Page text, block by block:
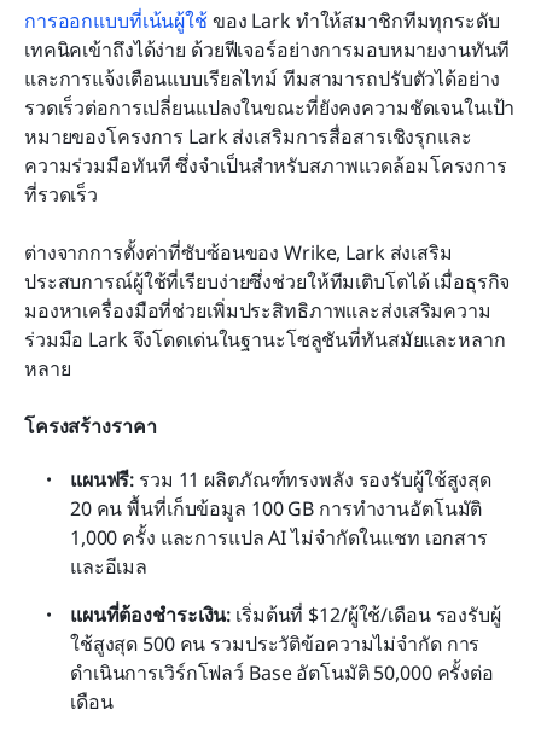
การออกแบบที่เน้นผู้ใช้ ของ Lark ทำให้สมาชิกทีมทุกระดับ
เทคนิคเข้าถึงได้ง่าย ด้วยฟีเจอร์อย่างการมอบหมายงานทันที
และการแจ้งเตือนแบบเรียลไทม์ ทีมสามารถปรับตัวได้อย่าง
รวดเร็วต่อการเปลี่ยนแปลงในขณะที่ยังคงความชัดเจนในเป้า
หมายของโครงการ Lark ส่งเสริมการสื่อสารเชิงรุกและ
ความร่วมมือทันที ซึ่งจำเป็นสำหรับสภาพแวดล้อมโครงการ
ที่รวดเร็ว
ต่างจากการตั้งค่าที่ซับซ้อนของ Wrike, Lark ส่งเสริม
ประสบการณ์ผู้ใช้ที่เรียบง่ายซึ่งช่วยให้ทีมเติบโตได้ เมื่อธุรกิจ
มองหาเครื่องมือที่ช่วยเพิ่มประสิทธิภาพและส่งเสริมความ
ร่วมมือ Lark จึงโดดเด่นในฐานะโซลูชันที่ทันสมัยและหลาก
หลาย
โครงสร้างราคา
แผนฟรี: รวม 11 ผลิตภัณฑ์ทรงพลัง รองรับผู้ใช้สูงสุด
20 คน พื้นที่เก็บข้อมูล 100 GB การทำงานอัตโนมัติ
1,000 ครั้ง และการแปล AI ไม่จำกัดในแชท เอกสาร
และอีเมล
แผนที่ต้องชำระเงิน: เริ่มต้นที่ $12/ผู้ใช้/เดือน รองรับผู้
ใช้สูงสุด 500 คน รวมประวัติข้อความไม่จำกัด การ
ดำเนินการเวิร์กโฟลว์ Base อัตโนมัติ 50,000 ครั้งต่อ
เดือน